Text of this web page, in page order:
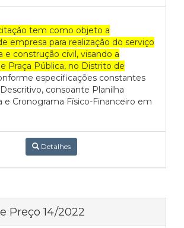
tem como objeto a
empresa para realização do serviço
e construção civil, visando a
Praça Pública, no Distrito de
especificações constantes
consoante Planilha
e Cronograma Físico-Financeiro em
Detalhes
Preço 14/2022